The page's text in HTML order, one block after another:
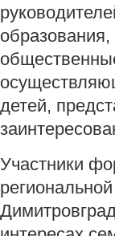
детей,
Участники